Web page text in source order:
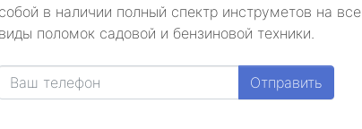
собой в наличии полный спектр инструметов на все
виды поломок садовой и бензиновой техники.
Отправить